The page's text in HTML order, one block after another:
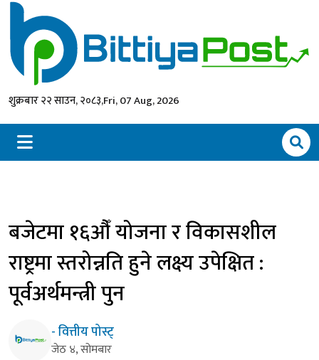
शुक्रबार २२ साउन, २०८३,Fri, 07 Aug, 2026
बजेटमा १६औँ योजना र विकासशील
राष्ट्रमा स्तरोन्नति हुने लक्ष्य उपेक्षित :
पूर्वअर्थमन्त्री पुन
- वित्तीय पोस्ट्
जेठ ४, सोमबार